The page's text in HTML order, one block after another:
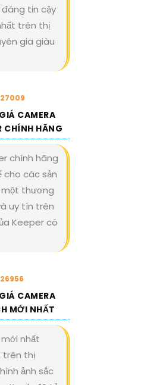
tin cậy
trên thị
gia giàu
27009
CAMERA
CHÍNH HÃNG
chính hãng
cho các sản
thương
uy tín trên
Keeper có
CAMERA
MỚI NHẤT
nhất
trên thị
ảnh sắc